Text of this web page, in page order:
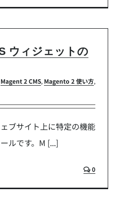
ウィジェットの
Magent 2 CMS, Magento 2 使い方,
ブサイト上に特定の機能
ルです。M [...]
0